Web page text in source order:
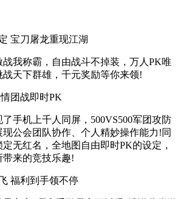
宝刀屠龙重现江湖
战我称霸，自由战斗不掉装，万人PK唯
天下群雄，千元奖励等你来领!
团战即时PK
手机上千人同屏，500VS500军团攻防
公会团队协作、个人精妙操作能力!同
无红名，全地图自由即时PK的设定，
来的竞技乐趣!
福利到手领不停